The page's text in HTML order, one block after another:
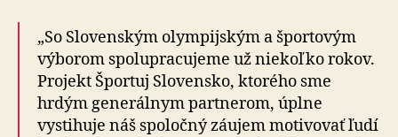
„So Slovenským olympijským a športovým
výborom spolupracujeme už niekoľko rokov.
Projekt Športuj Slovensko, ktorého sme
hrdým generálnym partnerom, úplne
vystihuje náš spoločný záujem motivovať ľudí